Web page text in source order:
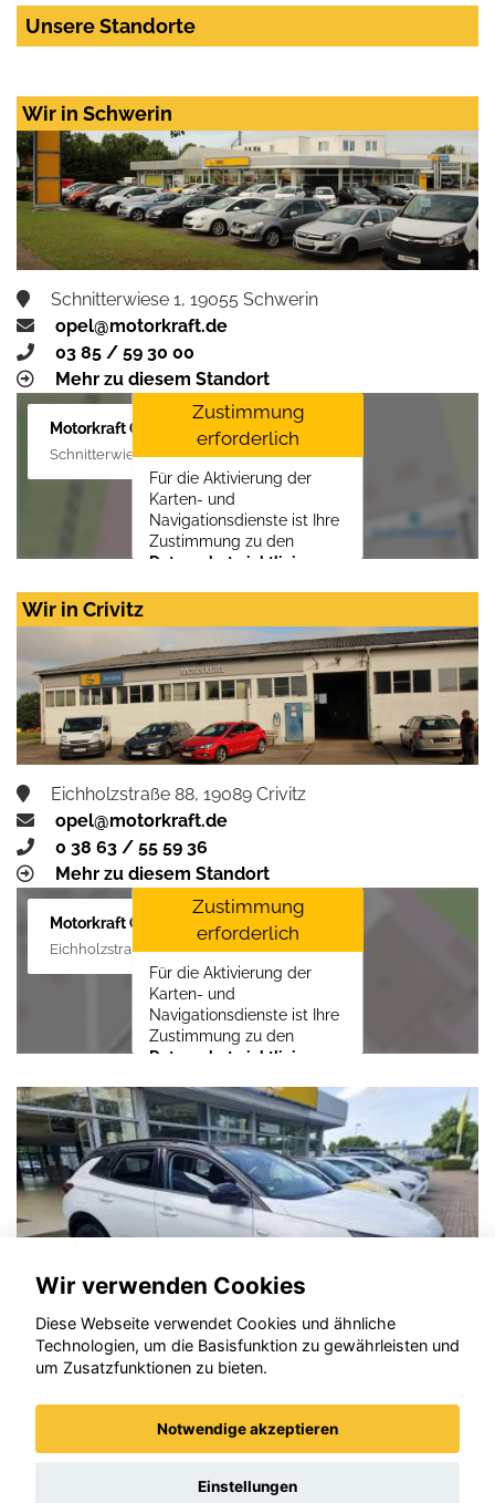
Unsere Standorte
Wir in Schwerin
Schnitterwiese 1, 19055 Schwerin
opel@motorkraft.de
03 85 / 59 30 00
Mehr zu diesem Standort
Motorkraft GmbH
Schnitterwiese 1, 19055 Schwerin
Zustimmung
erforderlich
Für die Aktivierung der
Karten- und
Navigationsdienste ist Ihre
Zustimmung zu den
Datenschutzrichtlinien
Zustimmen und
aktivieren
Wir in Crivitz
Eichholzstraße 88, 19089 Crivitz
opel@motorkraft.de
0 38 63 / 55 59 36
Mehr zu diesem Standort
Motorkraft GmbH
Eichholzstraße 88, 19089 Crivitz
Zustimmung
erforderlich
Für die Aktivierung der
Karten- und
Navigationsdienste ist Ihre
Zustimmung zu den
Datenschutzrichtlinien
LLCerforderlich.
Zustimmen und
aktivieren
Opel Grandland (X)
Wir verwenden Cookies
Diese Webseite verwendet Cookies und ähnliche
Technologien, um die Basisfunktion zu gewährleisten und
um Zusatzfunktionen zu bieten.
Notwendige akzeptieren
Einstellungen